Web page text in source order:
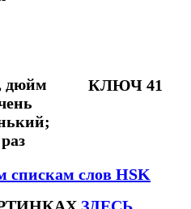
дюйм
КЛЮЧ 41
спискам слов HSK